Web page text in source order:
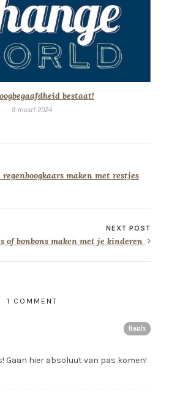
bestaat!
9 maart 2024
maken met restjes
NEXT POST
of bonbons maken met je kinderen
1 COMMENT
Reply
Gaan hier absoluut van pas komen!